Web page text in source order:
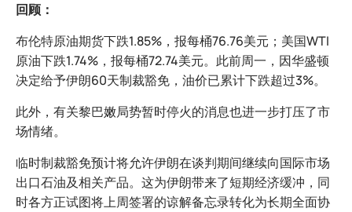
回顾：
布伦特原油期货下跌1.85%，报每桶76.76美元；美国WTI
原油下跌1.74%，报每桶72.74美元。此前周一，因华盛顿
决定给予伊朗60天制裁豁免，油价已累计下跌超过3%。
此外，有关黎巴嫩局势暂时停火的消息也进一步打压了市
场情绪。
临时制裁豁免预计将允许伊朗在谈判期间继续向国际市场
出口石油及相关产品。这为伊朗带来了短期经济缓冲，同
时各方正试图将上周签署的谅解备忘录转化为长期全面协